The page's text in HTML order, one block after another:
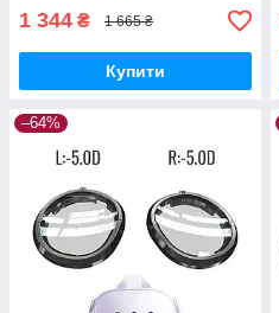
1 344 ₴ 1 665 ₴
Купити
–64%